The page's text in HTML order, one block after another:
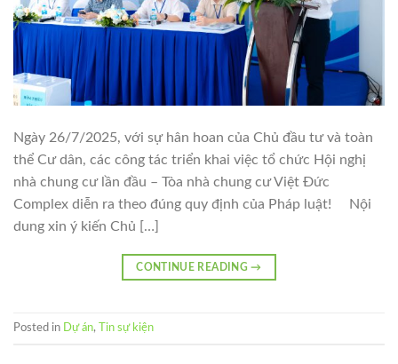
Ngày 26/7/2025, với sự hân hoan của Chủ đầu tư và toàn
thể Cư dân, các công tác triển khai việc tổ chức Hội nghị
nhà chung cư lần đầu – Tòa nhà chung cư Việt Đức
Complex diễn ra theo đúng quy định của Pháp luật! Nội
dung xin ý kiến Chủ […]
CONTINUE READING→
Posted in Dự án, Tin sự kiện